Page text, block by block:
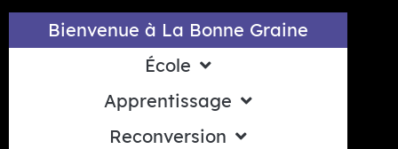
Bienvenue à La Bonne Graine
École
Apprentissage
Reconversion